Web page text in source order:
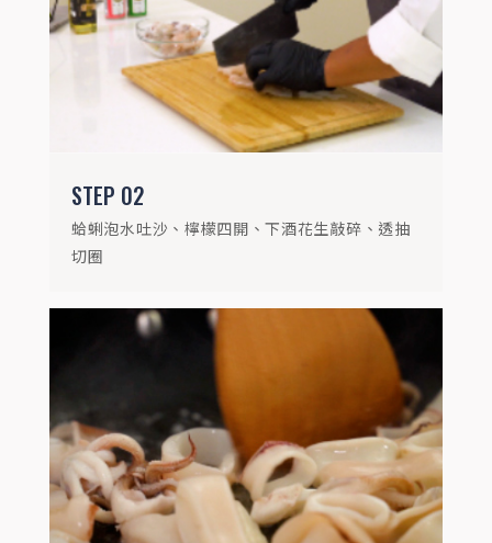
STEP 02
蛤蜊泡水吐沙、檸檬四開、下酒花生敲碎、透抽
切圈
鍋中倒入少許金黃蒜油，放入透抽煎香
放入蝦子、蛤蜊，倒入啤酒，煮至蛤蜊全開